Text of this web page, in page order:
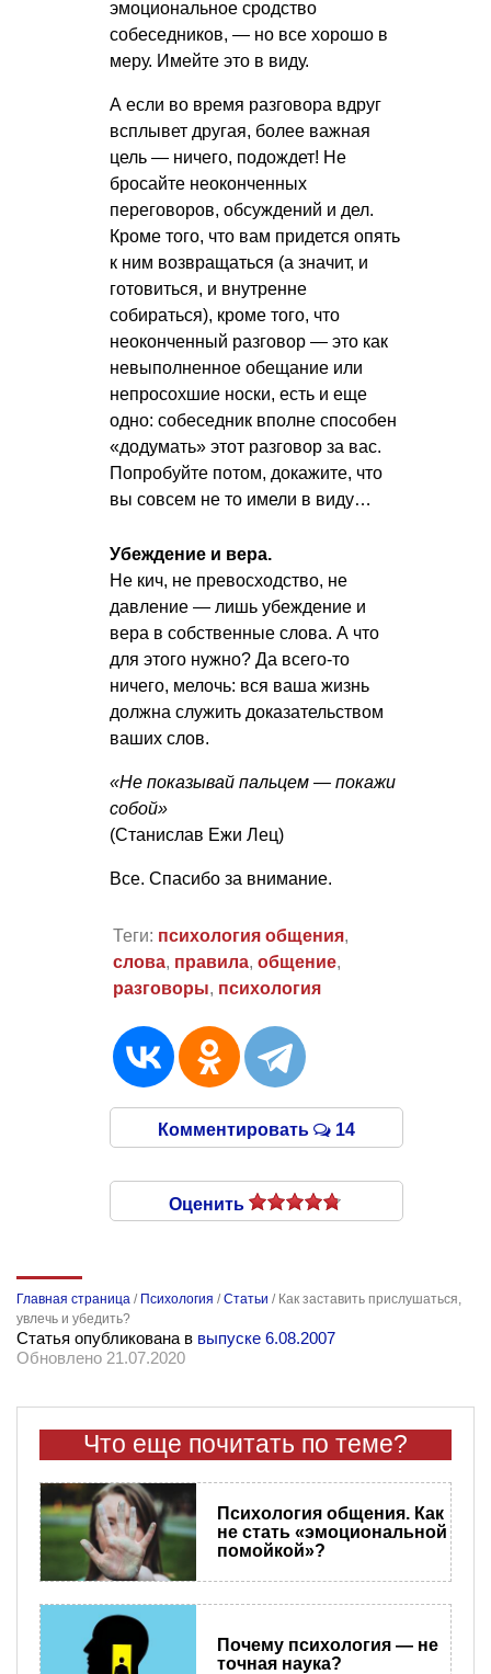
эмоциональное сродство
собеседников, — но все хорошо в
меру. Имейте это в виду.
А если во время разговора вдруг
всплывет другая, более важная
цель — ничего, подождет! Не
бросайте неоконченных
переговоров, обсуждений и дел.
Кроме того, что вам придется опять
к ним возвращаться (а значит, и
готовиться, и внутренне
собираться), кроме того, что
неоконченный разговор — это как
невыполненное обещание или
непросохшие носки, есть и еще
одно: собеседник вполне способен
«додумать» этот разговор за вас.
Попробуйте потом, докажите, что
вы совсем не то имели в виду…
Убеждение и вера.
Не кич, не превосходство, не
давление — лишь убеждение и
вера в собственные слова. А что
для этого нужно? Да всего-то
ничего, мелочь: вся ваша жизнь
должна служить доказательством
ваших слов.
«Не показывай пальцем — покажи
собой»
(Станислав Ежи Лец)
Все. Спасибо за внимание.
Теги: психология общения,
слова, правила, общение,
разговоры, психология
Комментировать 14
Оценить
Главная страница / Психология /Статьи / Как заставить прислушаться,
увлечь и убедить?
Статья опубликована в выпуске 6.08.2007
Обновлено 21.07.2020
Что еще почитать по теме?
Психология общения. Как
не стать «эмоциональной
помойкой»?
Почему психология — не
точная наука?